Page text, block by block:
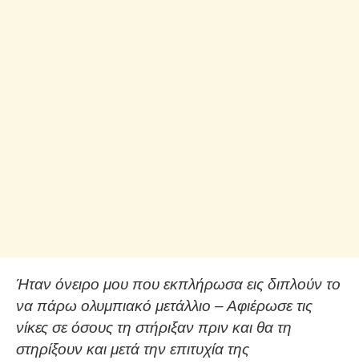
Ήταν όνειρο μου που εκπλήρωσα εις διπλούν το
να πάρω ολυμπιακό μετάλλιο – Αφιέρωσε τις
νίκες σε όσους τη στήριξαν πριν και θα τη
στηρίξουν και μετά την επιτυχία της